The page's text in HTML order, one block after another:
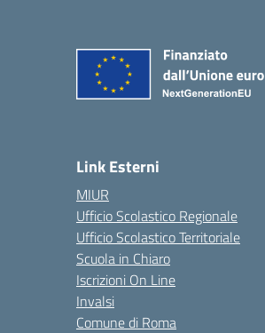
Link Esterni
MIUR
Ufficio Scolastico Regionale
Ufficio Scolastico Territoriale
Scuola in Chiaro
Iscrizioni On Line
Invalsi
Comune di Roma